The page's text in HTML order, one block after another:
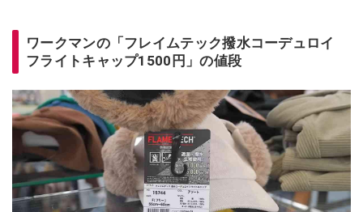
ワークマンの「フレイムテック撥水コーデュロイ
フライトキャップ1500円」の値段